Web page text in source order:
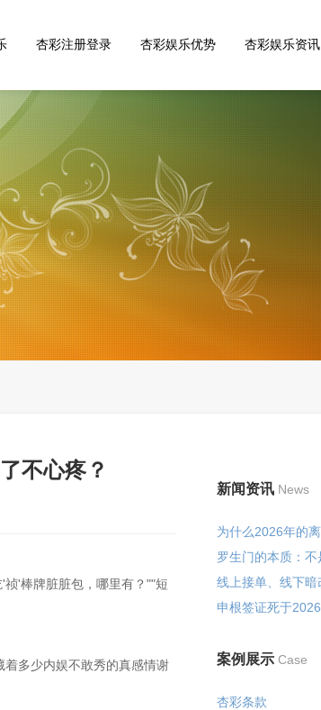
杏彩注册登录 杏彩娱乐优势 杏彩娱乐资讯
不心疼？
'棒牌脏脏包，哪里有？""短
多少内娱不敢秀的真感情谢
新闻资讯 News
案例展示 Case
杏彩条款